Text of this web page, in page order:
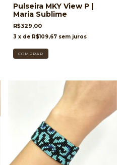
Pulseira MKY View P |
Maria Sublime
R$329,00
3 x de R$109,67 sem juros